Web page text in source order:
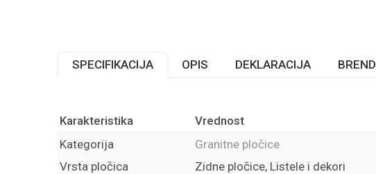
SPECIFIKACIJA OPIS DEKLARACIJA BREND
Karakteristika
Vrednost
Kategorija
Granitne pločice
Vrsta pločica
Zidne pločice, Listele i dekori